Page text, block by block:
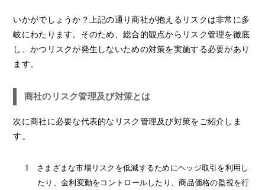
いかがでしょうか？上記の通り商社が抱えるリスクは非常に多
岐にわたります。そのため、総合的観点からリスク管理を徹底
し、かつリスクが発生しないための対策を実施する必要があり
ます。
商社のリスク管理及び対策とは
次に商社に必要な代表的なリスク管理及び対策をご紹介しま
す。
さまざまな市場リスクを低減するためにヘッジ取引を利用し
たり、金利変動をコントロールしたり、商品価格の監視を行